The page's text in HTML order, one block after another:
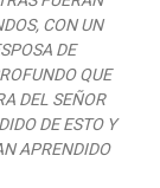
CON UN
DE
QUE
DEL SEÑOR
DE ESTO Y
APRENDIDO